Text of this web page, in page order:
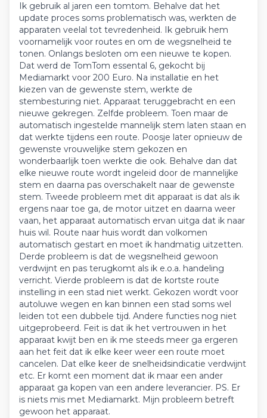
Ik gebruik al jaren een tomtom. Behalve dat het
update proces soms problematisch was, werkten de
apparaten veelal tot tevredenheid. Ik gebruik hem
voornamelijk voor routes en om de wegsnelheid te
tonen. Onlangs besloten om een nieuwe te kopen.
Dat werd de TomTom essental 6, gekocht bij
Mediamarkt voor 200 Euro. Na installatie en het
kiezen van de gewenste stem, werkte de
stembesturing niet. Apparaat teruggebracht en een
nieuwe gekregen. Zelfde probleem. Toen maar de
automatisch ingestelde mannelijk stem laten staan en
dat werkte tijdens een route. Poosje later opnieuw de
gewenste vrouwelijke stem gekozen en
wonderbaarlijk toen werkte die ook. Behalve dan dat
elke nieuwe route wordt ingeleid door de mannelijke
stem en daarna pas overschakelt naar de gewenste
stem. Tweede probleem met dit apparaat is dat als ik
ergens naar toe ga, de motor uitzet en daarna weer
vaan, het apparaat automatisch ervan uitga dat ik naar
huis wil. Route naar huis wordt dan volkomen
automatisch gestart en moet ik handmatig uitzetten.
Derde probleem is dat de wegsnelheid gewoon
verdwijnt en pas terugkomt als ik e.o.a. handeling
verricht. Vierde probleem is dat de kortste route
instelling in een stad niet werkt. Gekozen wordt voor
autoluwe wegen en kan binnen een stad soms wel
leiden tot een dubbele tijd. Andere functies nog niet
uitgeprobeerd. Feit is dat ik het vertrouwen in het
apparaat kwijt ben en ik me steeds meer ga ergeren
aan het feit dat ik elke keer weer een route moet
cancelen. Dat elke keer de snelheidsindicatie verdwijnt
etc. Er komt een moment dat ik maar een ander
apparaat ga kopen van een andere leverancier. PS. Er
is niets mis met Mediamarkt. Mijn probleem betreft
gewoon het apparaat.